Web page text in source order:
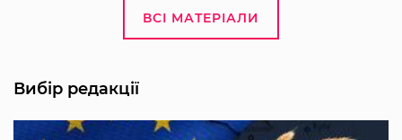
ВСІ МАТЕРІАЛИ
Вибір редакції